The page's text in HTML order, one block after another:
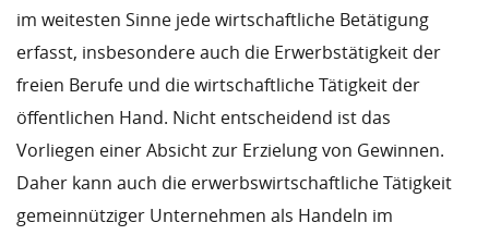
im weitesten Sinne jede wirtschaftliche Betätigung
erfasst, insbesondere auch die Erwerbstätigkeit der
freien Berufe und die wirtschaftliche Tätigkeit der
öffentlichen Hand. Nicht entscheidend ist das
Vorliegen einer Absicht zur Erzielung von Gewinnen.
Daher kann auch die erwerbswirtschaftliche Tätigkeit
gemeinnütziger Unternehmen als Handeln im